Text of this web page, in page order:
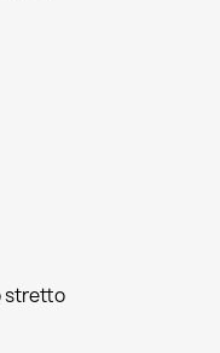
stretto